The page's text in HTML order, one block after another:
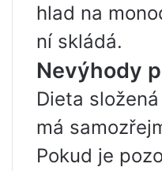
hlad na
ní skládá.
Nevýhody
Dieta
má
Pokud je